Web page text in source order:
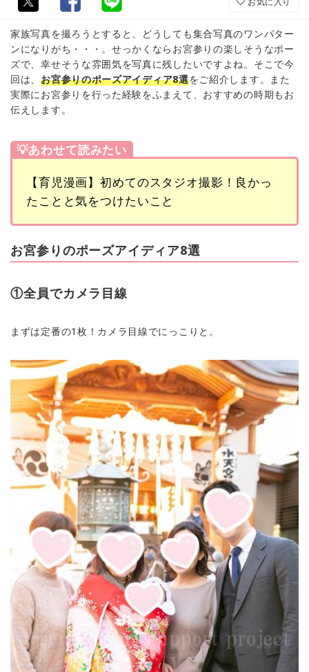
家族写真を撮ろうとすると、どうしても集合写真のワンパター
ンになりがち・・・。せっかくならお宮参りの楽しそうなポー
ズで、幸せそうな雰囲気を写真に残したいですよね。そこで今
回は、お宮参りのポーズアイディア8選をご紹介します。また
実際にお宮参りを行った経験をふまえて、おすすめの時期もお
伝えします。
💡あわせて読みたい
【育児漫画】初めてのスタジオ撮影！良かっ
たことと気をつけたいこと
お宮参りのポーズアイディア8選
①全員でカメラ目線
まずは定番の1枚！カメラ目線でにっこりと。